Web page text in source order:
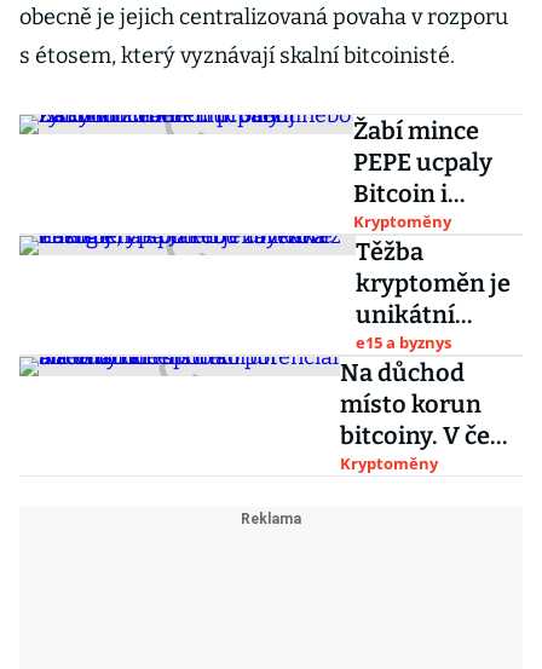
obecně je jejich centralizovaná povaha v rozporu
s étosem, který vyznávají skalní bitcoinisté.
Žabí mince
PEPE ucpaly
Bitcoin i
Ethereum.
Slibují zisky v
milionech
procent nebo
rychlou ztrátu
Kryptoměny
Těžba
kryptoměn je
unikátní
nástroj na
spotřebu
zbytkové
energie, říká
Jakub
e15 a byznys
Na důchod
místo korun
bitcoiny. V čem
má alternativní
Kryptoměny